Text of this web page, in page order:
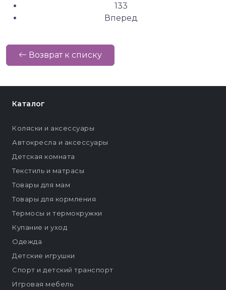
133
Вперед
Возврат к списку
Каталог
Коляски и аксессуары
Автокресла и аксессуары
Детская комната
Текстиль и матрасы
Товары для мам
Товары для кормления
Термосы и термокружки
Купание и уход
Одежда
Детские игрушки
Спорт и детский транспорт
Игровая мебель